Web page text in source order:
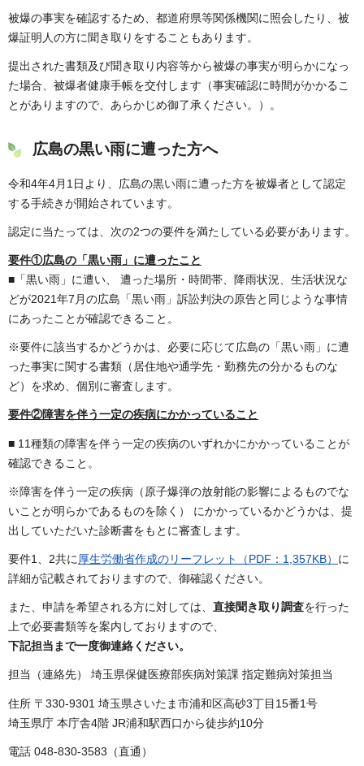
被爆の事実を確認するため、都道府県等関係機関に照会したり、被
爆証明人の方に聞き取りをすることもあります。
提出された書類及び聞き取り内容等から被爆の事実が明らかになっ
た場合、被爆者健康手帳を交付します（事実確認に時間がかかるこ
とがありますので、あらかじめ御了承ください。）。
広島の黒い雨に遭った方へ
令和4年4月1日より、広島の黒い雨に遭った方を被爆者として認定
する手続きが開始されています。
認定に当たっては、次の2つの要件を満たしている必要があります。
要件①広島の「黒い雨」に遭ったこと
■「黒い雨」に遭い、 遭った場所・時間帯、降雨状況、生活状況な
どが2021年7月の広島「黒い雨」訴訟判決の原告と同じような事情
にあったことが確認できること。
※要件に該当するかどうかは、必要に応じて広島の「黒い雨」に遭
った事実に関する書類（居住地や通学先・勤務先の分かるものな
ど）を求め、個別に審査します。
要件②障害を伴う一定の疾病にかかっていること
■ 11種類の障害を伴う一定の疾病のいずれかにかかっていることが
確認できること。
※障害を伴う一定の疾病（原子爆弾の放射能の影響によるものでな
いことが明らかであるものを除く） にかかっているかどうかは、提
出していただいた診断書をもとに審査します。
要件1、2共に 厚生労働省作成のリーフレット（PDF：1,357KB） に
詳細が記載されておりますので、御確認ください。
また、申請を希望される方に対しては、 直接聞き取り調査を行った
上で必要書類等を案内しておりますので、
下記担当まで一度御連絡ください。
担当（連絡先） 埼玉県保健医療部疾病対策課 指定難病対策担当
住所 〒330-9301 埼玉県さいたま市浦和区高砂3丁目15番1号
埼玉県庁 本庁舎4階 JR浦和駅西口から徒歩約10分
電話 048-830-3583（直通）